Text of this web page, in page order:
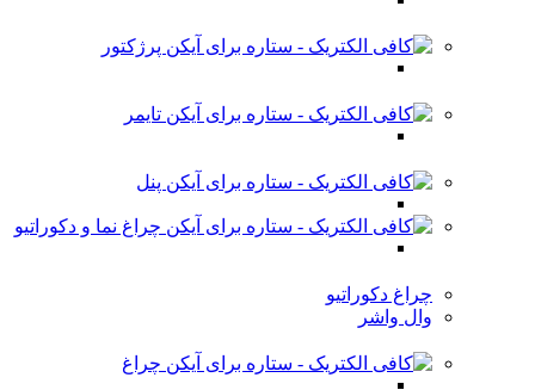
پرژکتور
تایمر
پنل
چراغ نما و دکوراتیو
چراغ دکوراتیو
وال واشر
چراغ